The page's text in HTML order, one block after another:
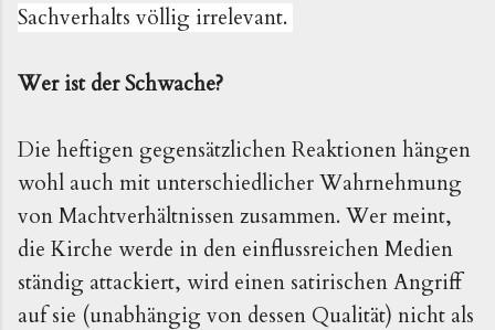
Sachverhalts völlig irrelevant.
Wer ist der Schwache?
Die heftigen gegensätzlichen Reaktionen hängen
wohl auch mit unterschiedlicher Wahrnehmung
von Machtverhältnissen zusammen. Wer meint,
die Kirche werde in den einflussreichen Medien
ständig attackiert, wird einen satirischen Angriff
auf sie (unabhängig von dessen Qualität) nicht als